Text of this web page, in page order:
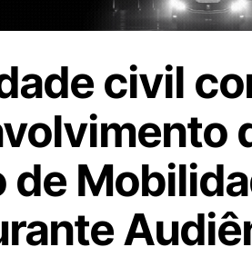
civil
de